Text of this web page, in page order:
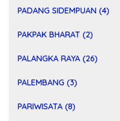
PADANG SIDEMPUAN (4)
PAKPAK BHARAT (2)
PALANGKA RAYA (26)
PALEMBANG (3)
PARIWISATA (8)